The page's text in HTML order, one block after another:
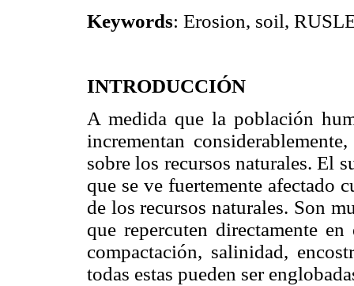
Keywords: Erosion, soil,
INTRODUCCIÓN
A medida que la población
incrementan
sobre los recursos naturales. El
que se ve fuertemente afectado
de los recursos naturales. Son
que repercuten directamente
compactación, salinidad,
todas estas pueden ser